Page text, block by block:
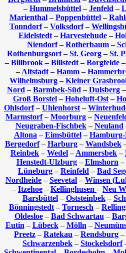
– Hummelsbüttel – Jenfeld –
Marienthal– Poppenbüttel–
Tonndorf– Volksdorf–
Eidelstedt – Harvestehude –
Niendorf– Rotherbaum–
Rothenburgsort – St. Georg – St.
– Billbrook – Billstedt – Borgfelde –
– Altstadt– Hamm–
Wilhelmsburg– Kleiner
Nord – Barmbek-Süd – Dulsberg–
Groß Borstel– Hoheluft-Ost–
Ohlsdorf– Uhlenhorst –
Marmstorf– Moorburg –
Neugraben-Fischbek– Neuland
Altona – Eimsbüttel–
Bergedorf– Harburg– Wandsbek
Reinbek – Wedel – Ammersbek –
Henstedt-Ulzburg– Elmshorn –
Lüneburg – Reinfeld – Bad
Nordheide – Seevetal – Winsen
– Itzehoe – Kellinghusen – Neu
Barsbüttel– Oststeinbek–
Bönningstedt – Tornesch –
Oldesloe– Bad Schwartau –
Eutin – Lübeck– Mölln –
Preetz – Ratekau – Rendsburg –
Schwarzenbek – Stockelsdorf